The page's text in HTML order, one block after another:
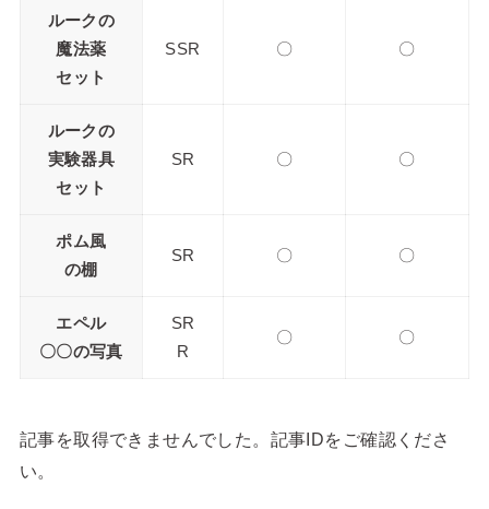
ルークの
魔法薬
セット
SSR 〇 〇
ルークの
実験器具
セット
SR 〇 〇
ポム風
の棚
SR 〇 〇
エペル
〇〇の写真
SR
R
〇 〇
記事を取得できませんでした。記事IDをご確認くださ
い。